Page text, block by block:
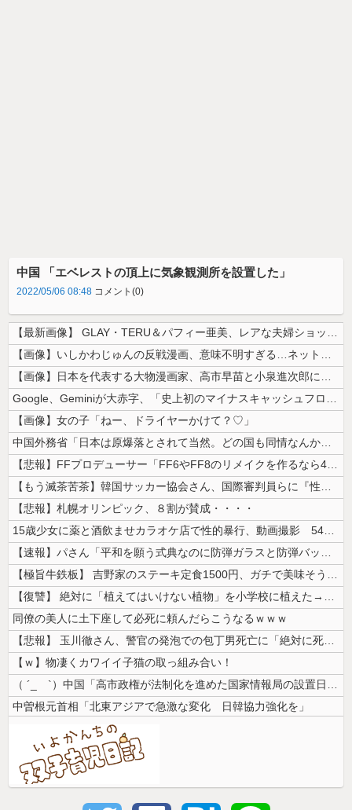
中国 「エベレストの頂上に気象観測所を設置した」
2022/05/06 08:48 コメント(0)
【最新画像】 GLAY・TERU＆パフィー亜美、レアな夫婦ショットを公...
【画像】いしかわじゅんの反戦漫画、意味不明すぎる…ネット「量産型左翼の...
【画像】日本を代表する大物漫画家、高市早苗と小泉進次郎にガチギレ 痛烈...
Google、Geminiが大赤字、「史上初のマイナスキャッシュフロー...
【画像】女の子「ねー、ドライヤーかけて？♡」
中国外務省「日本は原爆落とされて当然。どの国も同情なんかしない」
【悲報】FFプロデューサー「FF6やFF8のリメイクを作るなら4部か5...
【もう滅茶苦茶】韓国サッカー協会さん、国際審判員らに『性接待』をしてい...
【悲報】札幌オリンピック、８割が賛成・・・・
15歳少女に薬と酒飲ませカラオケ店で性的暴行、動画撮影 54歳無職を再...
【速報】パさん「平和を願う式典なのに防弾ガラスと防弾バッグSP」安倍元...
【極旨牛鉄板】 吉野家のステーキ定食1500円、ガチで美味そうｗｗｗ
【復讐】 絶対に「植えてはいけない植物」を小学校に植えた→20年経って...
同僚の美人に土下座して必死に頼んだらこうなるｗｗｗ
【悲報】 玉川徹さん、警官の発泡での包丁男死亡に「絶対に死刑にならない...
【ｗ】物凄くカワイイ子猫の取っ組み合い！
（ ´_ゝ`）中国「高市政権が法制化を進めた国家情報局の設置日が7月3...
中曽根元首相「北東アジアで急激な変化 日韓協力強化を」